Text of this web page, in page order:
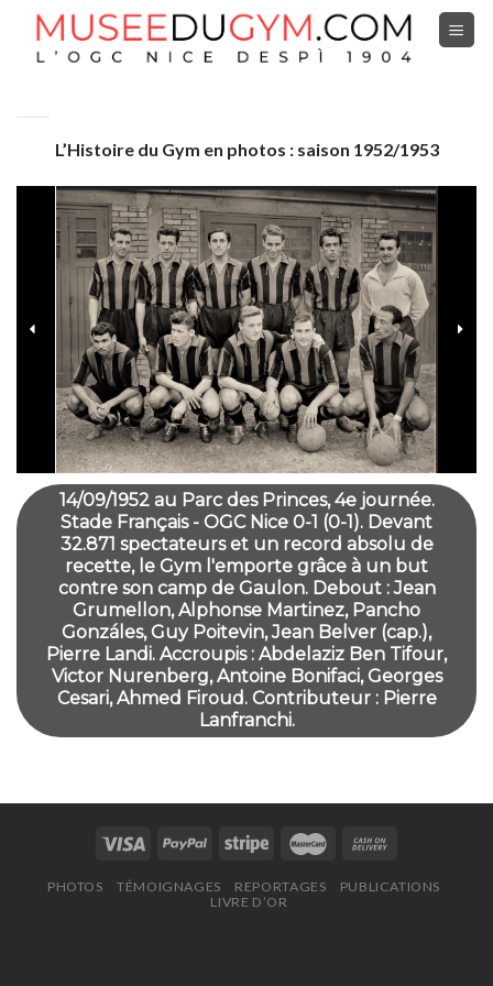
content
L’Histoire du Gym en photos : saison 1952/1953
14/09/1952 au Parc des Princes, 4e journée.
Stade Français - OGC Nice 0-1 (0-1). Devant
32.871 spectateurs et un record absolu de
recette, le Gym l'emporte grâce à un but
contre son camp de Gaulon. Debout : Jean
Grumellon, Alphonse Martinez, Pancho
Gonzáles, Guy Poitevin, Jean Belver (cap.),
Pierre Landi. Accroupis : Abdelaziz Ben Tifour,
Victor Nurenberg, Antoine Bonifaci, Georges
Cesari, Ahmed Firoud. Contributeur : Pierre
Lanfranchi.
PHOTOS TÉMOIGNAGES REPORTAGES
PUBLICATIONS
LIVRE D’OR